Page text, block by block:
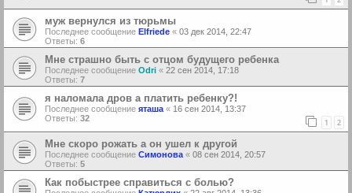
муж вернулся из тюрьмы
Последнее сообщение Elfriede « 03 дек 2014, 22:47
Ответы: 6
Мне страшно быть с отцом будущего ребенка
Последнее сообщение Odri « 22 сен 2014, 17:18
Ответы: 7
я наломала дров а платить ребенку?!
Последнее сообщение яташа « 16 сен 2014, 13:37
Ответы: 32 1 2
Мне скоро рожать а он ушел к другой
Последнее сообщение Симонова « 08 сен 2014, 20:57
Ответы: 5
Как побыстрее справиться с болью?